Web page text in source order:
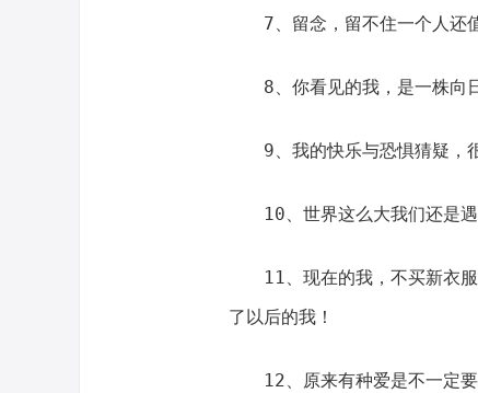
7、留念，留不住一个人还
8、你看见的我，是一株向
9、我的快乐与恐惧猜疑，
10、世界这么大我们还是
11、现在的我，不买新衣
了以后的我！
12、原来有种爱是不一定